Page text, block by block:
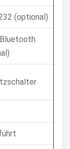
(optional)